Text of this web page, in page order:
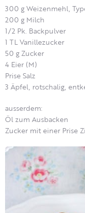
300 g Weizenmehl,
200 g Milch
1/2 Pk. Backpulver
1 TL Vanillezucker
50 g Zucker
4 Eier (M)
Prise Salz
3 Äpfel, rotschalig,
ausserdem:
Öl zum Ausbacken
Zucker mit einer Prise